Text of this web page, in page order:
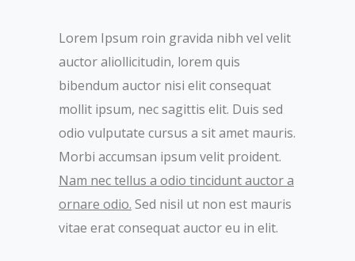
Lorem Ipsum roin gravida nibh vel velit
auctor aliollicitudin, lorem quis
bibendum auctor nisi elit consequat
mollit ipsum, nec sagittis elit. Duis sed
odio vulputate cursus a sit amet mauris.
Morbi accumsan ipsum velit proident.
Nam nec tellus a odio tincidunt auctor a
ornare odio. Sed nisil ut non est mauris
vitae erat consequat auctor eu in elit.